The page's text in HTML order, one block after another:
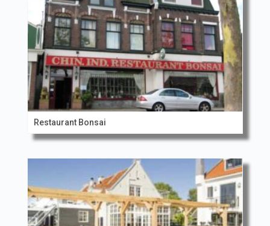
Restaurant Bonsai